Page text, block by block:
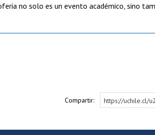
no solo es un evento académico, sino
Compartir: https://uchile.cl/